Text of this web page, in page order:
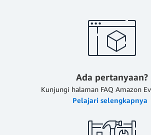
Ada pertanyaan?
Kunjungi halaman FAQ Amazon
Pelajari selengkapnya